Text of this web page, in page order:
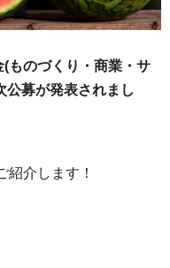
ものづくり・商業・サ
公募が発表されまし
紹介します！